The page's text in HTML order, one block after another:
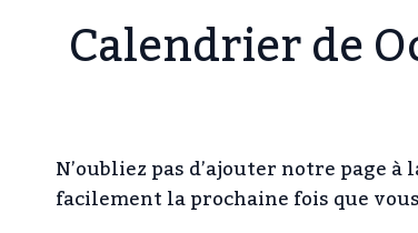
Calendrier de
N’oubliez pas d’ajouter notre page
facilement la prochaine fois que